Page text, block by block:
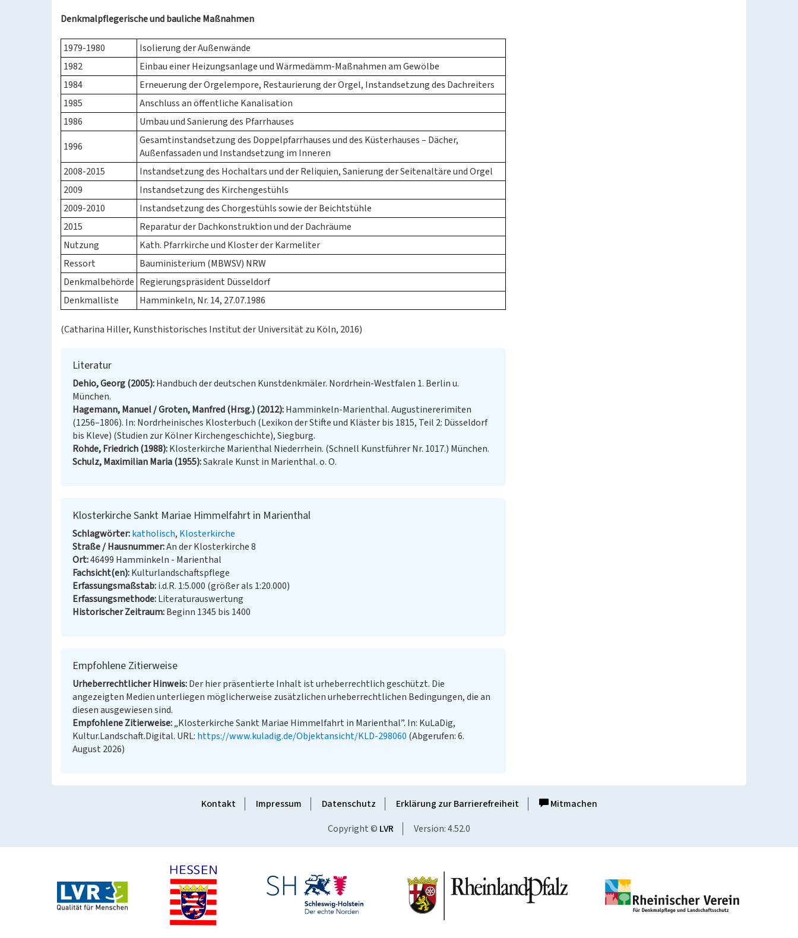
Denkmalpflegerische und bauliche Maßnahmen
1979-1980
Isolierung der Außenwände
1982
Einbau einer Heizungsanlage und Wärmedämm-Maßnahmen am Gewölbe
1984
Erneuerung der Orgelempore, Restaurierung der Orgel, Instandsetzung des Dachreiters
1985
Anschluss an öffentliche Kanalisation
1986
Umbau und Sanierung des Pfarrhauses
1996
Gesamtinstandsetzung des Doppelpfarrhauses und des Küsterhauses – Dächer,
Außenfassaden und Instandsetzung im Inneren
2008-2015
Instandsetzung des Hochaltars und der Reliquien, Sanierung der Seitenaltäre und Orgel
2009
Instandsetzung des Kirchengestühls
2009-2010
Instandsetzung des Chorgestühls sowie der Beichtstühle
2015
Reparatur der Dachkonstruktion und der Dachräume
Nutzung
Kath. Pfarrkirche und Kloster der Karmeliter
Ressort
Bauministerium (MBWSV) NRW
Denkmalbehörde Regierungspräsident Düsseldorf
Denkmalliste
Hamminkeln, Nr. 14, 27.07.1986
(Catharina Hiller, Kunsthistorisches Institut der Universität zu Köln, 2016)
Literatur
Dehio, Georg (2005) Handbuch der deutschen Kunstdenkmäler. Nordrhein-Westfalen 1. Berlin u.
München.
Hagemann, Manuel / Groten, Manfred (Hrsg.) (2012) Hamminkeln-Marienthal. Augustinererimiten
(1256–1806). In: Nordrheinisches Klosterbuch (Lexikon der Stifte und Kläster bis 1815, Teil 2: Düsseldorf
bis Kleve) (Studien zur Kölner Kirchengeschichte), Siegburg.
Rohde, Friedrich (1988) Klosterkirche Marienthal Niederrhein. (Schnell Kunstführer Nr. 1017.) München.
Schulz, Maximilian Maria (1955) Sakrale Kunst in Marienthal. o. O.
Klosterkirche Sankt Mariae Himmelfahrt in Marienthal
Schlagwörter katholisch Klosterkirche
Straße / Hausnummer An der Klosterkirche 8
Ort 46499 Hamminkeln - Marienthal
Fachsicht(en) Kulturlandschaftspflege
Erfassungsmaßstab i.d.R. 1:5.000 (größer als 1:20.000)
Erfassungsmethode Literaturauswertung
Historischer Zeitraum Beginn 1345 bis 1400
Empfohlene Zitierweise
Urheberrechtlicher Hinweis Der hier präsentierte Inhalt ist urheberrechtlich geschützt. Die
angezeigten Medien unterliegen möglicherweise zusätzlichen urheberrechtlichen Bedingungen, die an
diesen ausgewiesen sind.
Empfohlene Zitierweise „Klosterkirche Sankt Mariae Himmelfahrt in Marienthal”. In: KuLaDig,
Kultur.Landschaft.Digital. URL: https://www.kuladig.de/Objektansicht/KLD-298060 (Abgerufen: 6.
August 2026)
Kontakt Impressum Datenschutz Erklärung zur Barrierefreiheit
Mitmachen
Copyright © LVR Version: 4.52.0